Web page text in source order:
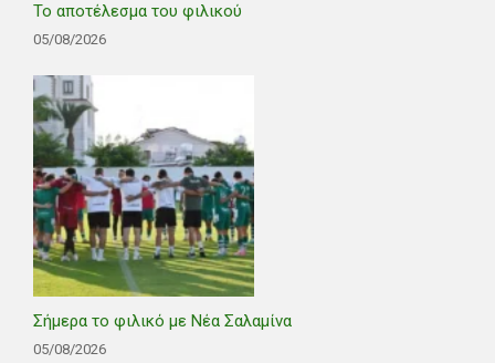
Το αποτέλεσμα του φιλικού
05/08/2026
Σήμερα το φιλικό με Νέα Σαλαμίνα
05/08/2026